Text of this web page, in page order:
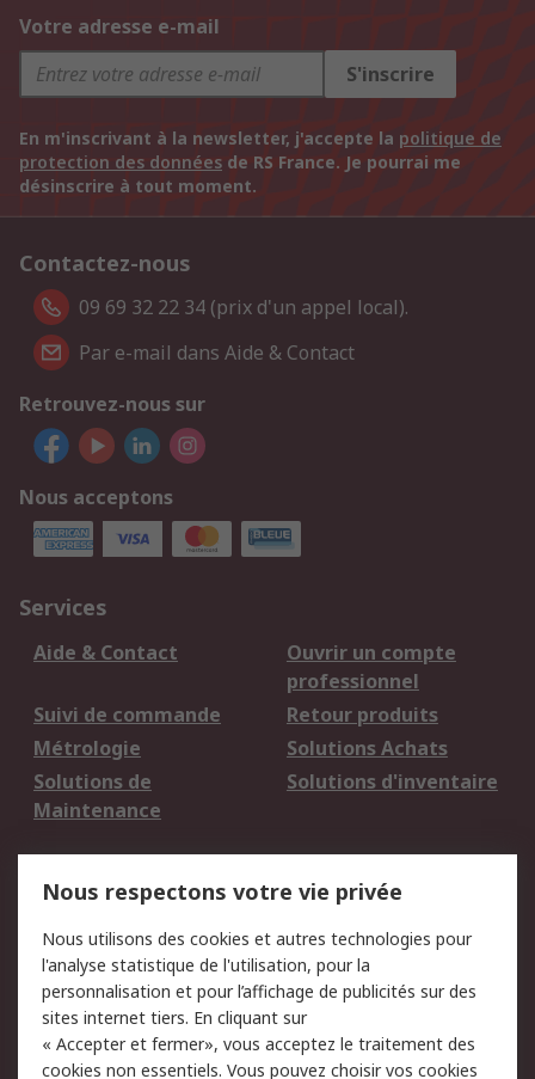
Votre adresse e-mail
S'inscrire
En m'inscrivant à la newsletter, j'accepte la politique de
protection des données de RS France. Je pourrai me
désinscrire à tout moment.
Contactez-nous
09 69 32 22 34 (prix d'un appel local).
Par e-mail dans Aide & Contact
Retrouvez-nous sur
Nous acceptons
Services
Aide & Contact
Ouvrir un compte
professionnel
Suivi de commande
Retour produits
Métrologie
Solutions Achats
Solutions de
Maintenance
Solutions d'inventaire
du site
Politique de protection
des données - Mise à
jour
Sécurité des E-mails
Conditions générales Politique anti-
Nous respectons votre vie privée
Nous utilisons des cookies et autres technologies pour
l'analyse statistique de l'utilisation, pour la
personnalisation et pour l’affichage de publicités sur des
sites internet tiers. En cliquant sur
« Accepter et fermer», vous acceptez le traitement des
cookies non essentiels. Vous pouvez choisir vos cookies